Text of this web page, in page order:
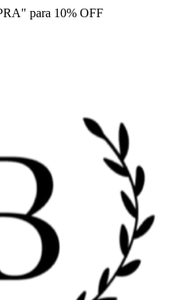
para 10% OFF